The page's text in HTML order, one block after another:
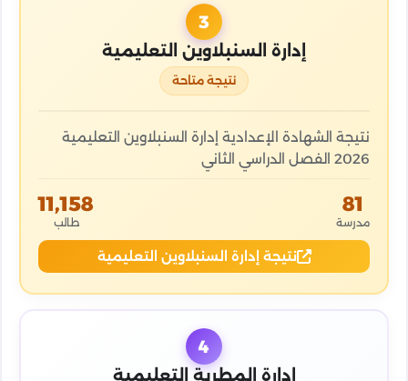
3
إدارة السنبلاوين التعليمية
نتيجة متاحة
نتيجة الشهادة الإعدادية إدارة السنبلاوين التعليمية
2026 الفصل الدراسي الثاني
81
مدرسة
11,158
طالب
نتيجة إدارة السنبلاوين التعليمية
4
إدارة المطرية التعليمية